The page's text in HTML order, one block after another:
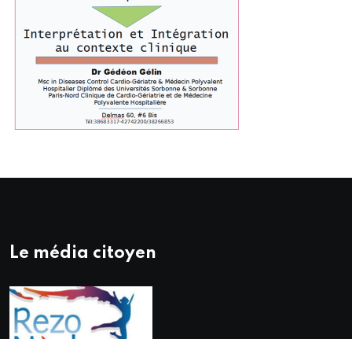
Le média citoyen